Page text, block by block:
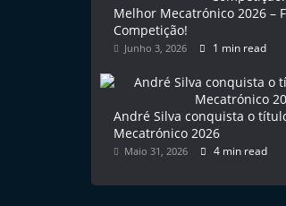
Melhor Mecatrónico 2026 –
Competição!
Junho 3, 2026 1 min read
André Silva conquista o
Mecatrónico 2026
Maio 31, 2026 4 min read